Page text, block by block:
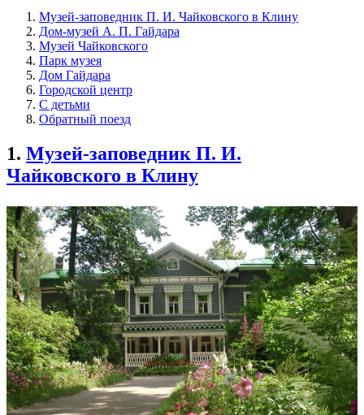
Музей-заповедник П. И. Чайковского в Клину
Дом-музей А. П. Гайдара
Музей Чайковского
Парк музея
Дом Гайдара
Городской центр
С детьми
Обратный поезд
1. Музей-заповедник П. И.
Чайковского в Клину